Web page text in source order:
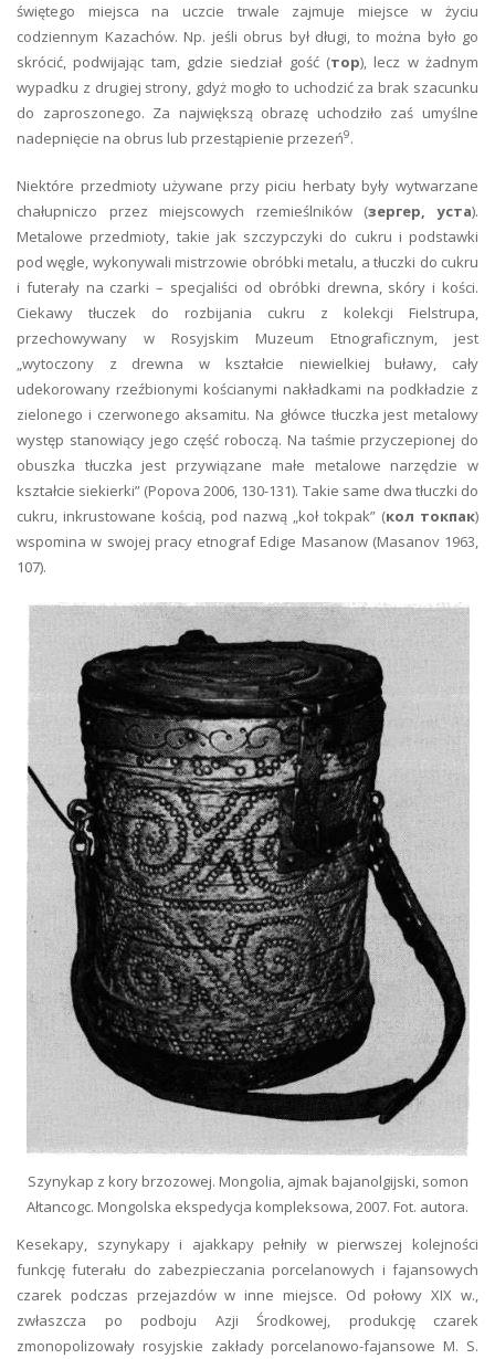
świętego miejsca na uczcie trwale zajmuje miejsce w życiu
codziennym Kazachów. Np. jeśli obrus był długi, to można było go
skrócić, podwijając tam, gdzie siedział gość (тор), lecz w żadnym
wypadku z drugiej strony, gdyż mogło to uchodzić za brak szacunku
do zaproszonego. Za największą obrazę uchodziło zaś umyślne
nadepnięcie na obrus lub przestąpienie przezeń9.
Niektóre przedmioty używane przy piciu herbaty były wytwarzane
chałupniczo przez miejscowych rzemieślników (зергер, уста).
Metalowe przedmioty, takie jak szczypczyki do cukru i podstawki
pod węgle, wykonywali mistrzowie obróbki metalu, a tłuczki do cukru
i futerały na czarki – specjaliści od obróbki drewna, skóry i kości.
Ciekawy tłuczek do rozbijania cukru z kolekcji Fielstrupa,
przechowywany w Rosyjskim Muzeum Etnograficznym, jest
„wytoczony z drewna w kształcie niewielkiej buławy, cały
udekorowany rzeźbionymi kościanymi nakładkami na podkładzie z
zielonego i czerwonego aksamitu. Na główce tłuczka jest metalowy
występ stanowiący jego część roboczą. Na taśmie przyczepionej do
obuszka tłuczka jest przywiązane małe metalowe narzędzie w
kształcie siekierki” (Popova 2006, 130-131). Takie same dwa tłuczki do
cukru, inkrustowane kością, pod nazwą „koł tokpak” (кол токпак)
wspomina w swojej pracy etnograf Edige Masanow (Masanov 1963,
107).
Szynykap z kory brzozowej. Mongolia, ajmak bajanolgijski, somon
Ałtancogc. Mongolska ekspedycja kompleksowa, 2007. Fot. autora.
Kesekapy, szynykapy i ajakkapy pełniły w pierwszej kolejności
funkcję futerału do zabezpieczania porcelanowych i fajansowych
czarek podczas przejazdów w inne miejsce. Od połowy XIX w.,
zwłaszcza po podboju Azji Środkowej, produkcję czarek
zmonopolizowały rosyjskie zakłady porcelanowo-fajansowe M. S.